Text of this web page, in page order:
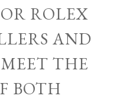
ROLEX
AND
THE
BOTH